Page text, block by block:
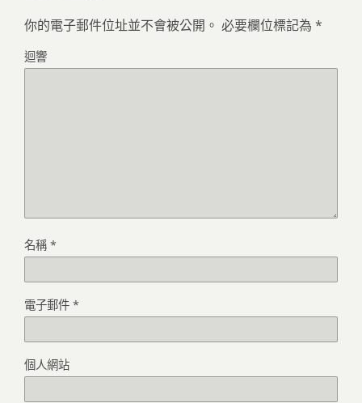
你的電子郵件位址並不會被公開。 必要欄位標記為 *
迴響
名稱 *
電子郵件 *
個人網站